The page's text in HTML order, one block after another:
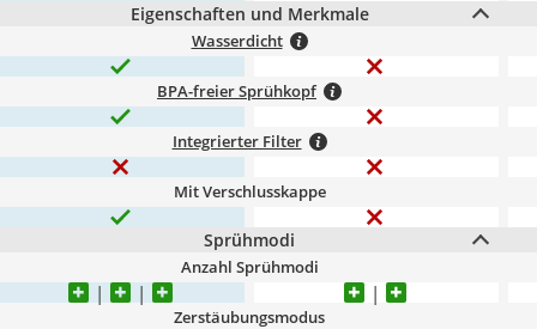
Eigenschaften und Merkmale
Wasserdicht
BPA-freier Sprühkopf
Integrierter Filter
Mit Verschlusskappe
Sprühmodi
Anzahl Sprühmodi
Zerstäubungsmodus